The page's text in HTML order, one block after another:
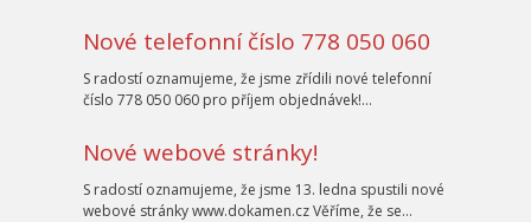
Nové telefonní číslo 778 050 060
S radostí oznamujeme, že jsme zřídili nové telefonní
číslo 778 050 060 pro příjem objednávek!…
Nové webové stránky!
S radostí oznamujeme, že jsme 13. ledna spustili nové
webové stránky www.dokamen.cz Věříme, že se…